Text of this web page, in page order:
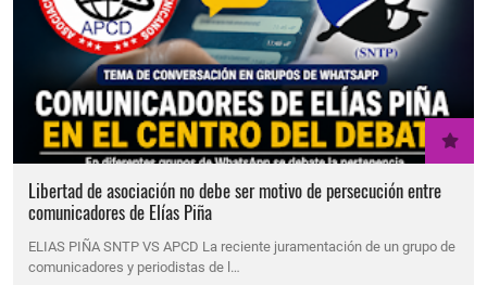
Libertad de asociación no debe ser motivo de persecución entre
comunicadores de Elías Piña
ELIAS PIÑA SNTP VS APCD La reciente juramentación de un grupo de
comunicadores y periodistas de l…